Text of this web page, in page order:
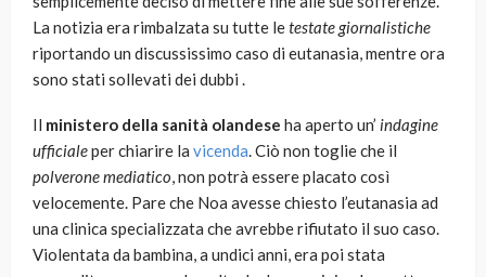
La notizia era rimbalzata su tutte letestate giornalistiche
riportando un discussissimo caso di eutanasia, mentre ora
sono stati sollevati dei dubbi .
Il ministero della sanità olandese ha aperto un’ indagine
ufficialeper chiarire la vicenda. Ciò non toglie che il
polverone mediatico, non potrà essere placato così
velocemente. Pare che Noa avesse chiesto l’eutanasia ad
una clinica specializzata che avrebbe rifiutato il suo caso.
Violentata da bambina, a undici anni, era poi stata